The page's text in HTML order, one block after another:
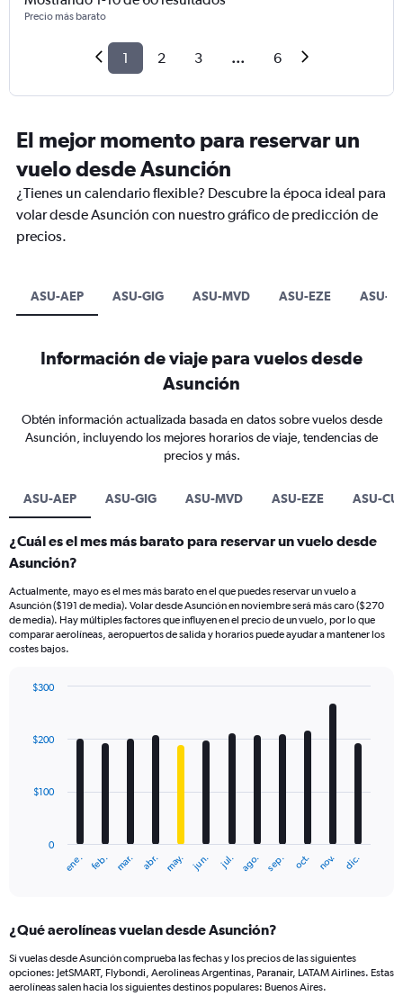
Precio más barato
1 2 3 ... 6
El mejor momento para reservar un
vuelo desde Asunción
¿Tienes un calendario flexible? Descubre la época ideal para
volar desde Asunción con nuestro gráfico de predicción de
precios.
ASU-AEP ASU-GIG ASU-MVD ASU-EZE ASU-
Información de viaje para vuelos desde
Asunción
Obtén información actualizada basada en datos sobre vuelos desde
Asunción, incluyendo los mejores horarios de viaje, tendencias de
precios y más.
ASU-AEP ASU-GIG ASU-MVD ASU-EZE ASU-
¿Cuál es el mes más barato para reservar un vuelo desde
Asunción?
Actualmente, mayo es el mes más barato en el que puedes reservar un vuelo a
Asunción ($191 de media). Volar desde Asunción en noviembre será más caro ($270
de media). Hay múltiples factores que influyen en el precio de un vuelo, por lo que
comparar aerolíneas, aeropuertos de salida y horarios puede ayudar a mantener los
costes bajos.
with
12
The
Range:
12
categories.
The
ene. feb. mar. abr. may. jun. jul. ago. sep. oct. nov. dic.
0
$100
$200
$300
¿Qué aerolíneas vuelan desde Asunción?
Si vuelas desde Asunción comprueba las fechas y los precios de las siguientes
opciones: JetSMART, Flybondi, Aerolineas Argentinas, Paranair, LATAM Airlines. Estas
aerolíneas salen hacia los siguientes destinos populares: Buenos Aires.